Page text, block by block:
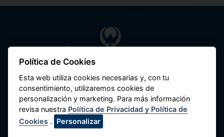
Federación Nacional de Cooperativas de
Ahorro y Crédito del Perú
Av. Máximo Abril 542, Jesús María 15072,
Lima - Perú.
Contacte con Nosotros
Política de Cookies
Esta web utiliza cookies necesarias y, con tu
consentimiento, utilizaremos cookies de
personalización y marketing. Para más información
revisa nuestra Política de Privacidad y Política de
Cookies . Personalizar